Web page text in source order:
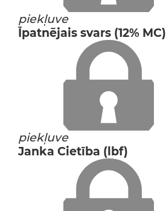
piekļuve
Īpatnējais svars (12% MC)
piekļuve
Janka Cietība (lbf)